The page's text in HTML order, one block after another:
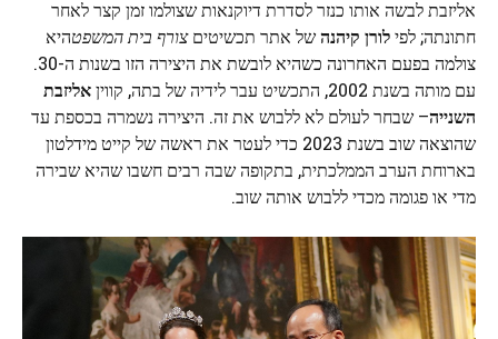
אליזבת לבשה אותו כנזר לסדרת דיוקנאות שצולמו זמן קצר לאחר
חתונתה; לפילורן קיהנהשל אתר תכשיטיםצורף בית המשפטהיא
צולמה בפעם האחרונה כשהיא לובשת את היצירה הזו בשנות ה-30.
עם מותה בשנת 2002, התכשיט עבר לידיה של בתה, קווין
אליזבת
השנייה– שבחר לעולם לא ללבוש את זה. היצירה נשמרה בכספת עד
שהוצאה שוב בשנת 2023 כדי לעטר את ראשה של קייט מידלטון
בארוחת הערב הממלכתית, בתקופה שבה רבים חשבו שהיא שבירה
מדי או פגומה מכדי ללבוש אותה שוב.